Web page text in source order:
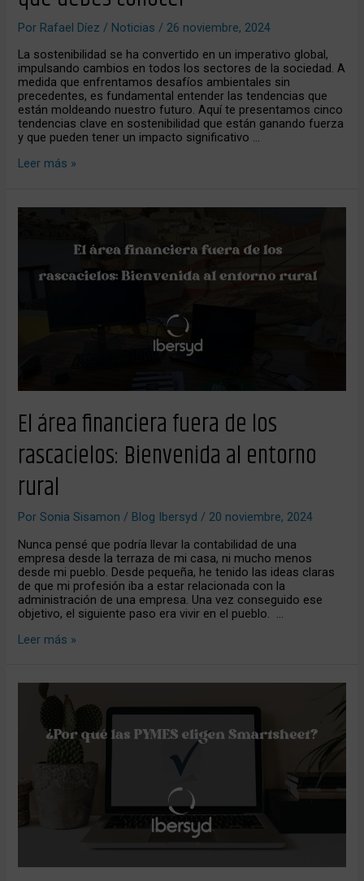
Por Rafael Díez/ Noticias / 26 noviembre, 2024
La sostenibilidad se ha convertido en un imperativo global,
impulsando cambios en todos los sectores de la sociedad. A
medida que enfrentamos desafíos ambientales sin
precedentes, es fundamental entender las tendencias que
están moldeando nuestro futuro. Aquí te presentamos cinco
tendencias clave en sostenibilidad que están ganando fuerza
y que pueden tener un impacto significativo …
Leer más »
El área financiera fuera de los
rascacielos: Bienvenida al entorno
rural
PorSonia Sisamon/ Blog Ibersyd / 20 noviembre, 2024
Nunca pensé que podría llevar la contabilidad de una
empresa desde la terraza de mi casa, ni mucho menos
desde mi pueblo. Desde pequeña, he tenido las ideas claras
de que mi profesión iba a estar relacionada con la
administración de una empresa. Una vez conseguido ese
objetivo, el siguiente paso era vivir en el pueblo. …
Leer más »
PYMES
eligen
Smartsheet?